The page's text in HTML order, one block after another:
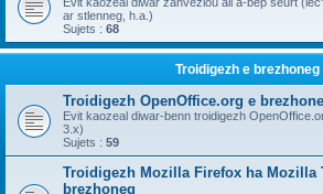
ar stlenneg, h.a.)
Sujets : 68
Troidigezh e brezhoneg
Troidigezh OpenOffice.org e
Evit kaozeal diwar-benn troidigezh
3.x)
Sujets : 59
Troidigezh Mozilla Firefox ha Mozilla
brezhoneg